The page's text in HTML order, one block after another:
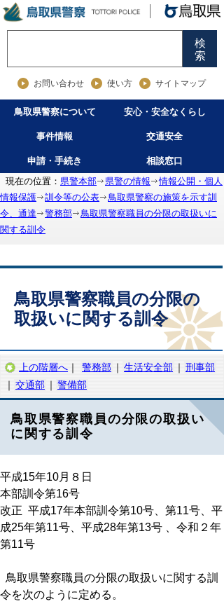
検
索
お問い合わせ 使い方 サイトマップ
鳥取県警察について 安心・安全なくらし
事件情報 交通安全
申請・手続き
相談窓口
現在の位置： 県警本部 県警の情報
情報公開・個人
情報保護
訓令等の公表
鳥取県警察の施策を示す訓
令、通達
警務部
鳥取県警察職員の分限の取扱いに
関する訓令
鳥取県警察職員の分限の
取扱いに関する訓令
上の階層へ ｜ 警務部 ｜ 生活安全部 ｜ 刑事部
｜ 交通部 ｜ 警備部
鳥取県警察職員の分限の取扱い
に関する訓令
平成15年10月８日
本部訓令第16号
改正 平成17年本部訓令第10号、第11号、平
成25年第11号、平成28年第13号 、令和２年
第11号
鳥取県警察職員の分限の取扱いに関する訓
令を次のように定める。